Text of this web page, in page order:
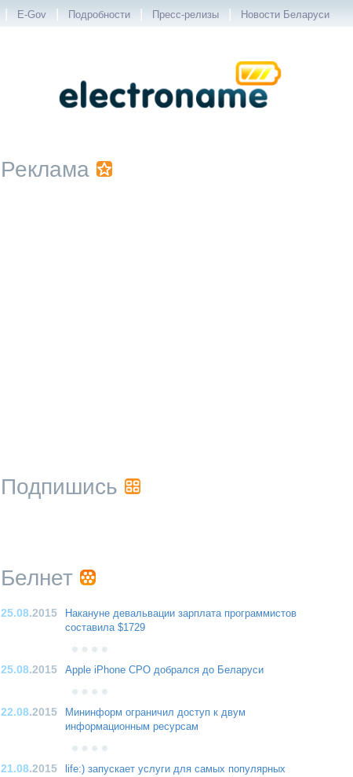
| E-Gov | Подробности | Пресс-релизы | Новости Беларуси
Реклама
Подпишись
Белнет
25.08.2015
Накануне девальвации зарплата программистов
составила $1729
25.08.2015 Apple iPhone CPO добрался до Беларуси
22.08.2015
Мининформ ограничил доступ к двум
информационным ресурсам
21.08.2015
life:) запускает услуги для самых популярных